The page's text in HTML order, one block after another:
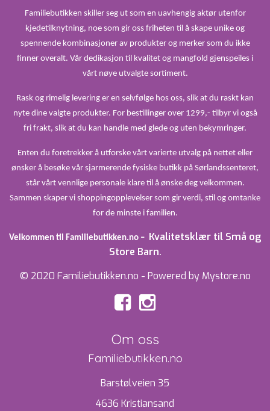
Familiebutikken skiller seg ut som en uavhengig aktør utenfor
kjedetilknytning, noe som gir oss friheten til å skape unike og
spennende kombinasjoner av produkter og merker som du ikke
finner overalt. Vår dedikasjon til kvalitet og mangfold gjenspeiles i
vårt nøye utvalgte sortiment.
Rask og rimelig levering er en selvfølge hos oss, slik at du raskt kan
nyte dine valgte produkter. For bestillinger over 1299,- tilbyr vi også
fri frakt, slik at du kan handle med glede og uten bekymringer.
Enten du foretrekker å utforske vårt varierte utvalg på nettet eller
ønsker å besøke vår sjarmerende fysiske butikk på Sørlandssenteret,
står vårt vennlige personale klare til å ønske deg velkommen.
Sammen skaper vi shoppingopplevelser som gir verdi, stil og omtanke
for de minste i familien.
Velkommen til Familiebutikken.no – Kvalitetsklær til Små og
Store Barn.
© 2020 Familiebutikken.no - Powered by Mystore.no
Om oss
Familiebutikken.no
Barstølveien 35
4636 Kristiansand